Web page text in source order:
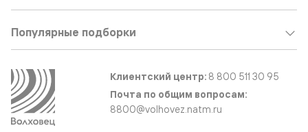
Популярные подборки
Клиентский центр: 8 800 511 30 95
Почта по общим вопросам:
8800@volhovez.natm.ru